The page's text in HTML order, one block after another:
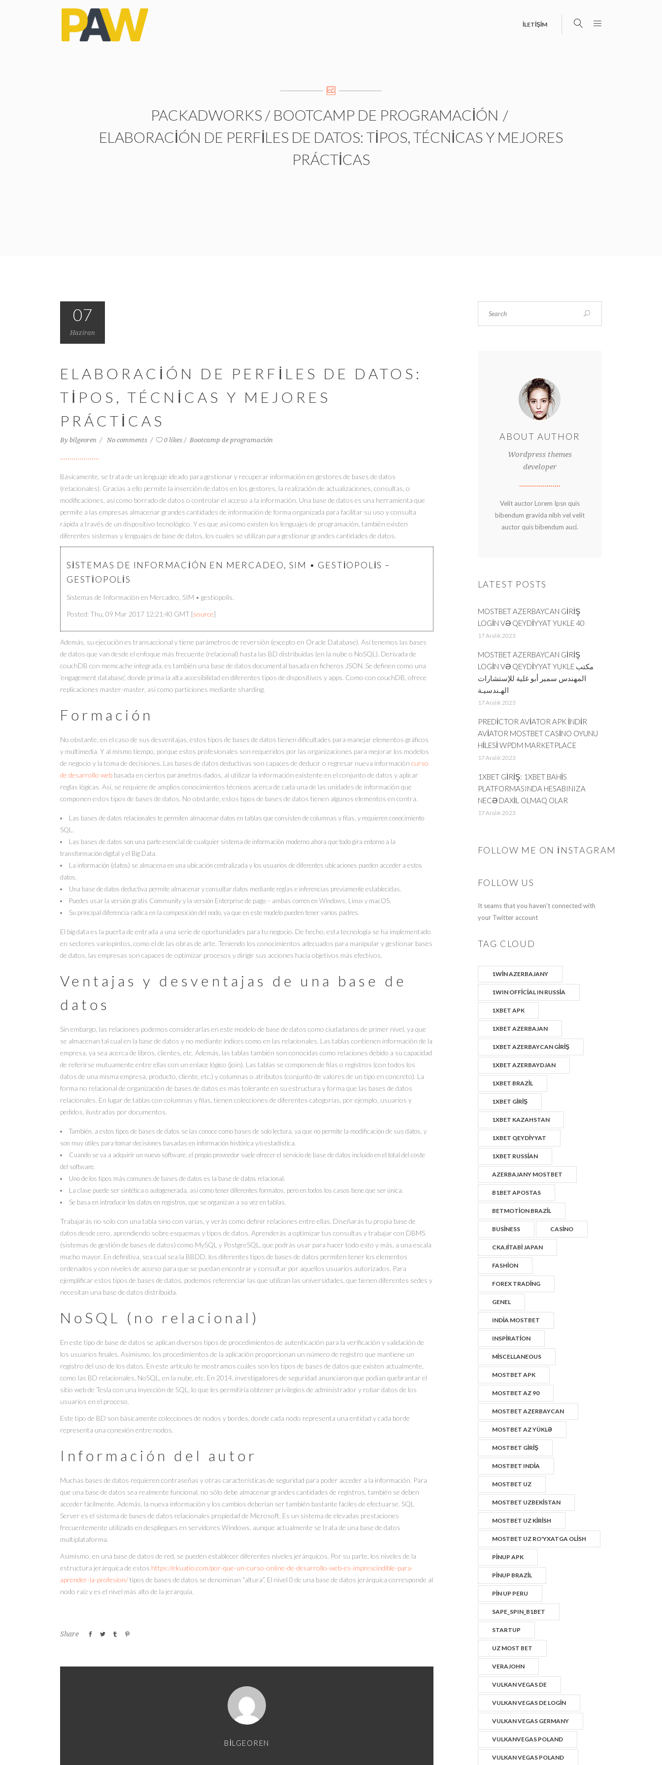
İLETİŞİM
PACKADWORKS / BOOTCAMP DE PROGRAMACIÓN /
ELABORACIÓN DE PERFILES DE DATOS: TIPOS, TÉCNICAS Y MEJORES
PRÁCTICAS
07
Haziran
ELABORACIÓN DE PERFILES DE DATOS:
TIPOS, TÉCNICAS Y MEJORES
PRÁCTICAS
By bilgeoren No comments 0 likes Bootcamp de programación
Básicamente, se trata de un lenguaje ideado para gestionar y recuperar información en gestores de bases de datos
(relacionales). Gracias a ello permite la inserción de datos en los gestores, la realización de actualizaciones, consultas, o
modificaciones, así como borrado de datos o controlar el acceso a la información. Una base de datos es una herramienta que
permite a las empresas almacenar grandes cantidades de información de forma organizada para facilitar su uso y consulta
rápida a través de un dispositivo tecnológico. Y es que así como existen los lenguajes de programación, también existen
diferentes sistemas y lenguajes de base de datos, los cuales se utilizan para gestionar grandes cantidades de datos.
SISTEMAS DE INFORMACIÓN EN MERCADEO, SIM • GESTIOPOLIS –
GESTIOPOLIS
Sistemas de Información en Mercadeo, SIM • gestiopolis.
Posted: Thu, 09 Mar 2017 12:21:40 GMT [source]
Además, su ejecución es transaccional y tiene parámetros de reversión (excepto en Oracle Database). Así tenemos las bases
de datos que van desde el enfoque más frecuente (relacional) hasta las BD distribuidas (en la nube o NoSQL). Derivada de
couchDB con memcache integrada, es también una base de datos documental basada en ficheros JSON. Se definen como una
‘engagement database’, donde prima la alta accesibilidad en diferentes tipos de dispositivos y apps. Como con couchDB, ofrece
replicaciones master-master, así como particiones mediante sharding.
Formación
No obstante, en el caso de sus desventajas, estos tipos de bases de datos tienen dificultades para manejar elementos gráficos
y multimedia. Y al mismo tiempo, porque estos profesionales son requeridos por las organizaciones para mejorar los modelos
de negocio y la toma de decisiones. Las bases de datos deductivas son capaces de deducir o regresar nueva información curso
de desarrollo web basada en ciertos parámetros dados, al utilizar la información existente en el conjunto de datos y aplicar
reglas lógicas. Así, se requiere de amplios conocimientos técnicos acerca de cada una de las unidades de información que
componen estos tipos de bases de datos. No obstante, estos tipos de bases de datos tienen algunos elementos en contra.
Las bases de datos relacionales te permiten almacenar datos en tablas que consisten de columnas y filas, y requieren conocimiento
SQL.
Las bases de datos son una parte esencial de cualquier sistema de información moderno ahora que todo gira entorno a la
transformación digital y el Big Data.
La información (datos) se almacena en una ubicación centralizada y los usuarios de diferentes ubicaciones pueden acceder a estos
datos.
Una base de datos deductiva permite almacenar y consultar datos mediante reglas e inferencias previamente establecidas.
Puedes usar la versión gratis Community y la versión Enterprise de pago – ambas corren en Windows, Linux y macOS.
Su principal diferencia radica en la composición del nodo, ya que en este modelo pueden tener varios padres.
El big data es la puerta de entrada a una serie de oportunidades para tu negocio. De hecho, esta tecnología se ha implementado
en sectores variopintos, como el de las obras de arte. Teniendo los conocimientos adecuados para manipular y gestionar bases
de datos, las empresas son capaces de optimizar procesos y dirigir sus acciones hacia objetivos más efectivos.
Ventajas y desventajas de una base de
datos
Sin embargo, las relaciones podemos considerarlas en este modelo de base de datos como ciudadanos de primer nivel, ya que
se almacenan tal cual en la base de datos y no mediante índices como en las relacionales. Las tablas contienen información de la
empresa, ya sea acerca de libros, clientes, etc. Además, las tablas también son conocidas como relaciones debido a su capacidad
de referirse mutuamente entre ellas con un enlace lógico (join). Las tablas se componen de filas o registros (con todos los
datos de una misma empresa, producto, cliente, etc.) y columnas o atributos (conjunto de valores de un tipo en concreto). La
forma no relacional de organización de bases de datos es más tolerante en su estructura y forma que las bases de datos
relacionales. En lugar de tablas con columnas y filas, tienen colecciones de diferentes categorías, por ejemplo, usuarios y
pedidos, ilustradas por documentos.
También, a estos tipos de bases de datos se las conoce como bases de solo lectura, ya que no permite la modificación de sus datos, y
son muy útiles para tomar decisiones basadas en información histórica y/o estadística.
Cuando se va a adquirir un nuevo software, el propio proveedor suele ofrecer el servicio de base de datos incluido en el total del coste
del software.
Uno de los tipos más comunes de bases de datos es la base de datos relacional.
La clave puede ser sintética o autogenerada, así como tener diferentes formatos, pero en todos los casos tiene que ser única.
Se basa en introducir los datos en registros, que se organizan a su vez en tablas.
Trabajarás no solo con una tabla sino con varias, y verás como definir relaciones entre ellas. Diseñarás tu propia base de
datos desde cero, aprendiendo sobre esquemas y tipos de datos. Aprenderás a optimizar tus consultas y trabajar con DBMS
(sistemas de gestión de bases de datos) como MySQL y PostgreSQL, que podrás usar para hacer todo esto y más, a una escala
mucho mayor. En definitiva, sea cual sea la BBDD, los diferentes tipos de bases de datos permiten tener los elementos
ordenados y con niveles de acceso para que se puedan encontrar y consultar por aquellos usuarios autorizados. Para
ejemplificar estos tipos de bases de datos, podemos referenciar las que utilizan las universidades, que tienen diferentes sedes y
necesitan una base de datos distribuida.
NoSQL (no relacional)
En este tipo de base de datos se aplican diversos tipos de procedimientos de autenticación para la verificación y validación de
los usuarios finales. Asimismo, los procedimientos de la aplicación proporcionan un número de registro que mantiene un
registro del uso de los datos. En este artículo te mostramos cuáles son los tipos de bases de datos que existen actualmente,
como las BD relacionales, NoSQL, en la nube, etc. En 2014, investigadores de seguridad anunciaron que podían quebrantar el
sitio web de Tesla con una inyección de SQL, lo que les permitiría obtener privilegios de administrador y robar datos de los
usuarios en el proceso.
Este tipo de BD son básicamente colecciones de nodos y bordes, donde cada nodo representa una entidad y cada borde
representa una conexión entre nodos.
Información del autor
Muchas bases de datos requieren contraseñas y otras características de seguridad para poder acceder a la información. Para
que una base de datos sea realmente funcional, no sólo debe almacenar grandes cantidades de registros, también se deben
acceder fácilmente. Además, la nueva información y los cambios deberían ser también bastante fáciles de efectuarse. SQL
Server es el sistema de bases de datos relacionales propiedad de Microsoft. Es un sistema de elevadas prestaciones
frecuentemente utilizado en despliegues en servidores Windows, aunque actualmente se trata de una base de datos
multiplataforma.
Asimismo, en una base de datos de red, se pueden establecer diferentes niveles jerárquicos. Por su parte, los niveles de la
estructura jerárquica de estos https://ekuatio.com/por-que-un-curso-online-de-desarrollo-web-es-imprescindible-para-
aprender-la-profesion/tipos de bases de datos se denominan “altura”. El nivel 0 de una base de datos jerárquica corresponde al
nodo raíz y es el nivel más alto de la jerarquía.
Share
BILGEOREN
ABOUT AUTHOR
Wordpress themes
developer
Velit auctor Lorem Ipsn quis
bibendum gravida nibh vel velit
auctor quis bibendum auci.
LATEST POSTS
MOSTBET AZERBAYCAN GIRIŞ
LOGIN VƏ QEYDIYYAT YUKLE 40
17 Aralık 2023
MOSTBET AZERBAYCAN GIRIŞ
LOGIN VƏ QEYDIYYAT YUKLE مكتب
المهندس سمير أبو غلية للإستشارات
الهـندسيـة
17 Aralık 2023
PREDICTOR AVIATOR APK INDIR
AVIATOR MOSTBET CASINO OYUNU
HILESI WPDM MARKETPLACE
17 Aralık 2023
1XBET GIRIŞ: 1XBET BAHIS
PLATFORMASINDA HESABINIZA
NECƏ DAXIL OLMAQ OLAR
17 Aralık 2023
FOLLOW ME ON INSTAGRAM
FOLLOW US
It seams that you haven't connected with
your Twitter account
TAG CLOUD
1WIN AZERBAJANY
1WIN OFFICIAL IN RUSSIA
1XBET APK
1XBET AZERBAJAN
1XBET AZERBAYCAN GIRIŞ
1XBET AZERBAYDJAN
1XBET BRAZIL
1XBET GIRIŞ
1XBET KAZAHSTAN
1XBET QEYDIYYAT
1XBET RUSSIAN
AZERBAJANY MOSTBET
B1BET APOSTAS
BETMOTION BRAZIL
BUSINESS CASINO
CKAJITABI JAPAN
FASHION
FOREX TRADING
GENEL
INDIA MOSTBET
INSPIRATION
MISCELLANEOUS
MOSTBET APK
MOSTBET AZ 90
MOSTBET AZERBAYCAN
MOSTBET AZ YÜKLƏ
MOSTBET GIRIŞ
MOSTBET INDIA
MOSTBET UZ
MOSTBET UZBEKISTAN
MOSTBET UZ KIRISH
MOSTBET UZ RO'YXATGA OLISH
PINUP APK
PINUP BRAZIL
PIN UP PERU
SAPE_SPIN_B1BET
STARTUP
UZ MOST BET
VERAJOHN
VULKAN VEGAS DE
VULKAN VEGAS DE LOGIN
VULKAN VEGAS GERMANY
VULKANVEGAS POLAND
VULKAN VEGAS POLAND